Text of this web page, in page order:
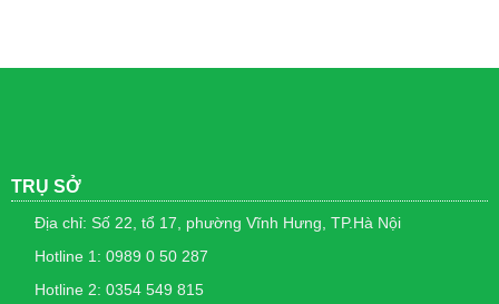
TRỤ SỞ
Địa chỉ: Số 22, tổ 17, phường Vĩnh Hưng, TP.Hà Nội
Hotline 1: 0989 0 50 287
Hotline 2: 0354 549 815